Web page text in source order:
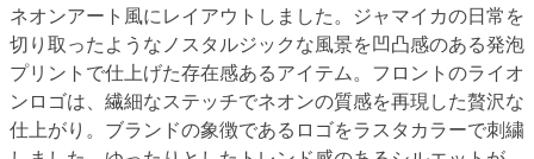
ネオンアート風にレイアウトしました。ジャマイカの日常を
切り取ったようなノスタルジックな風景を凹凸感のある発泡
プリントで仕上げた存在感あるアイテム。フロントのライオ
ンロゴは、繊細なステッチでネオンの質感を再現した贅沢な
仕上がり。ブランドの象徴であるロゴをラスタカラーで刺繍